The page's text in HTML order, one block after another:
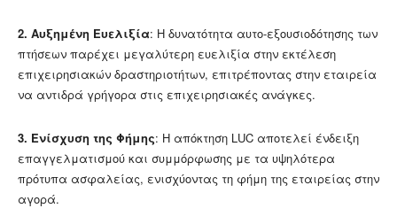
2. Αυξημένη Ευελιξία: Η δυνατότητα αυτο-εξουσιοδότησης των
πτήσεων παρέχει μεγαλύτερη ευελιξία στην εκτέλεση
επιχειρησιακών δραστηριοτήτων, επιτρέποντας στην εταιρεία
να αντιδρά γρήγορα στις επιχειρησιακές ανάγκες.
3. Ενίσχυση της Φήμης: Η απόκτηση LUC αποτελεί ένδειξη
επαγγελματισμού και συμμόρφωσης με τα υψηλότερα
πρότυπα ασφαλείας, ενισχύοντας τη φήμη της εταιρείας στην
αγορά.